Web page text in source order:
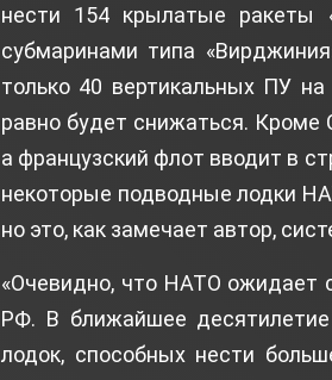
нести 154 крылатые ракеты
субмаринами типа
только 40 вертикальных ПУ
равно будет снижаться.
а французский флот вводит в
некоторые подводные лодки
но это, как замечает автор,
«Очевидно, что НАТО ожидает
РФ. В ближайшее
лодок, способных нести